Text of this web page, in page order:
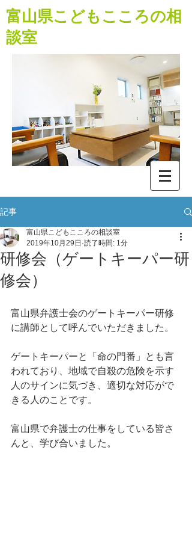
​富山県こどもこころの相
談室
記事
研修会（ゲートキーパー研
修会）
富山県こどもこころの相談室
2019年10月29日 読了時間: 1分
富山県弁護士会のゲートキーパー研修
に講師として呼んでいただきました。
ゲートキーパーと「命の門番」とも言
われており、地域で自殺の危険を示す
人のサインに気づき、適切な対応がで
きる人のことです。
富山県で弁護士の仕事をしている皆さ
んと、学び合いました。